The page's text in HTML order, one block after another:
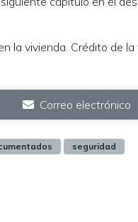
la vivienda. Crédito de la
Correo electrónico
seguridad